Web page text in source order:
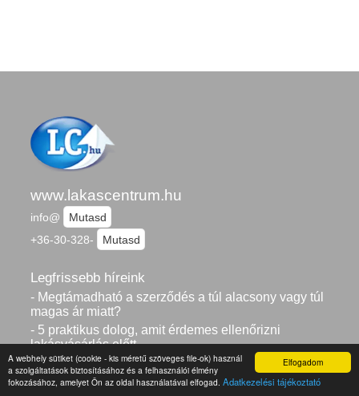
Elfogadom
A webhely sütiket (cookie - kis méretű szöveges file-ok) használ
a szolgáltatások biztosításához és a felhasználói élmény
fokozásához, amelyet Ön az oldal használatával elfogad. Adatkezelési tájékoztató
www.lakascentrum.hu
info@
Mutasd
+36-30-328-
Mutasd
Legfrissebb híreink
- Megtámadható a szerződés a túl alacsony vagy túl
magas ár miatt?
- 5 praktikus dolog, amit érdemes ellenőrizni
lakásvásárlás előtt
- Melyek a társasházi közös tulajdon
értékesítésének új szabályai?